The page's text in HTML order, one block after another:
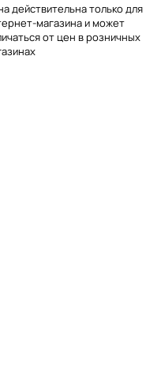
действительна только для
магазина и может
от цен в розничных